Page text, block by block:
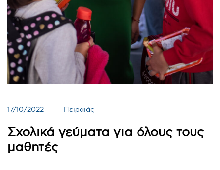
17/10/2022 Πειραιάς
Σχολικά γεύματα για όλους τους
μαθητές